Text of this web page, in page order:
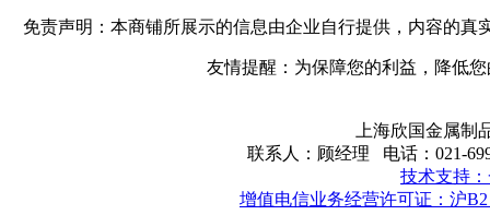
免责声明：本商铺所展示的信息由企业自行提供，内容的
友情提醒：为保障您的利益，降低
上海欣国金属
联系人：顾经理 电话：021-
技术支持
增值电信业务经营许可证：沪